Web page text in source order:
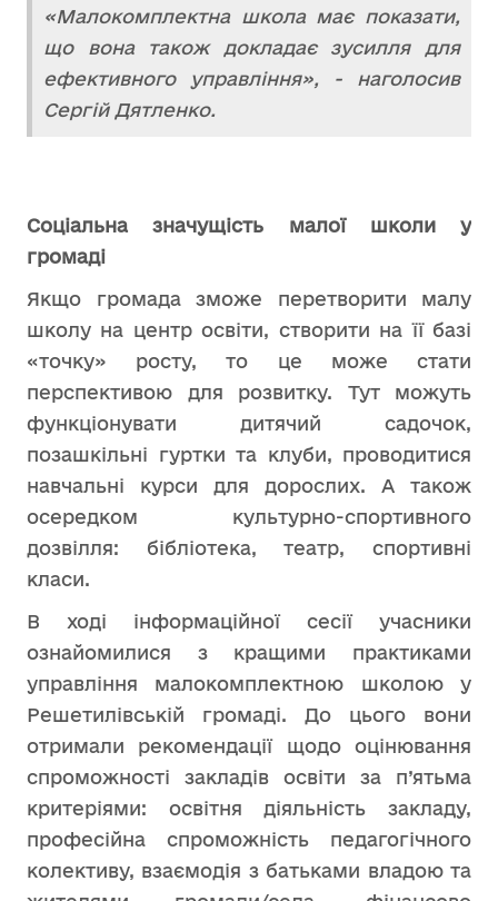
«Малокомплектна школа має показати,
що вона також докладає зусилля для
ефективного управління», - наголосив
Сергій Дятленко.
Соціальна значущість малої школи у
громаді
Якщо громада зможе перетворити малу
школу на центр освіти, створити на її базі
«точку» росту, то це може стати
перспективою для розвитку. Тут можуть
функціонувати дитячий садочок,
позашкільні гуртки та клуби, проводитися
навчальні курси для дорослих. А також
осередком культурно-спортивного
дозвілля: бібліотека, театр, спортивні
класи.
В ході інформаційної сесії учасники
ознайомилися з кращими практиками
управління малокомплектною школою у
Решетилівській громаді. До цього вони
отримали рекомендації щодо оцінювання
спроможності закладів освіти за п’ятьма
критеріями: освітня діяльність закладу,
професійна спроможність педагогічного
колективу, взаємодія з батьками владою та